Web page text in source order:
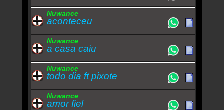
Nuwance
aconteceu
Nuwance
a casa caiu
Nuwance
todo dia ft pixote
Nuwance
amor fiel